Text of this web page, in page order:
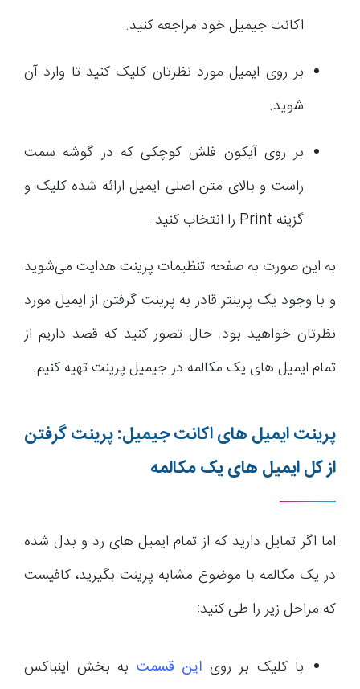
اکانت جیمیل خود مراجعه کنید.
بر روی ایمیل مورد نظرتان کلیک کنید تا وارد آن
شوید.
بر روی آیکون فلش کوچکی که در گوشه سمت
راست و بالای متن اصلی ایمیل ارائه شده کلیک و
گزینه Print را انتخاب کنید.
به این صورت به صفحه تنظیمات پرینت هدایت می‌شوید
و با وجود یک پرینتر قادر به پرینت گرفتن از ایمیل مورد
نظرتان خواهید بود. حال تصور کنید که قصد داریم از
تمام ایمیل های یک مکالمه در جیمیل پرینت تهیه کنیم.
پرینت ایمیل های اکانت جیمیل: پرینت گرفتن
از کل ایمیل های یک مکالمه
اما اگر تمایل دارید که از تمام ایمیل های رد و بدل شده
در یک مکالمه با موضوع مشابه پرینت بگیرید، کافیست
که مراحل زیر را طی کنید:
با کلیک بر روی این قسمت به بخش اینباکس